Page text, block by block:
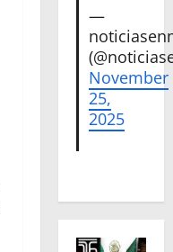
—
November
25,
2025